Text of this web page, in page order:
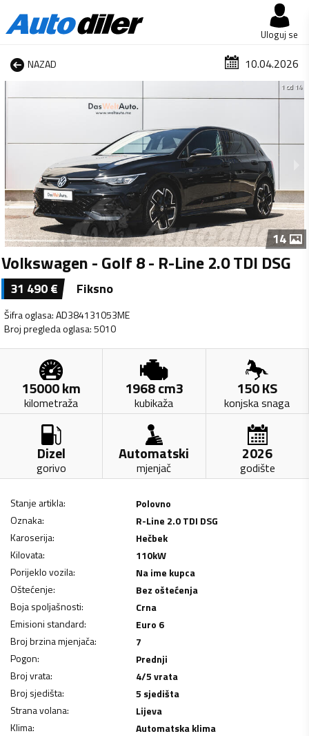
Uloguj se
NAZAD 10.04.2026
1 od 14
14
Volkswagen - Golf 8 - R-Line 2.0 TDI DSG
31 490€ Fiksno
Šifra oglasa:AD384131053ME
Broj pregleda oglasa:5010
15000km
kilometraža
1968cm3
kubikaža
150KS
konjska snaga
Dizel
gorivo
Automatski
mjenjač
2026
godište
Stanje artikla:
Polovno
Oznaka:
R-Line 2.0 TDI DSG
Karoserija:
Hečbek
Kilovata: 110kW
Porijeklo vozila:
Na ime kupca
Oštećenje:
Bez oštećenja
Boja spoljašnosti:
Crna
Emisioni standard:
Euro 6
Broj brzina mjenjača:
7
Pogon:
Prednji
Broj vrata:
4/5 vrata
Broj sjedišta:
5 sjedišta
Strana volana:
Lijeva
Klima:
Automatska klima